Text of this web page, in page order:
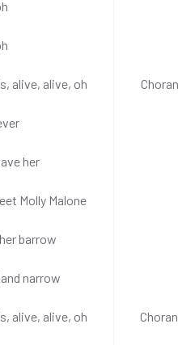
alive, alive, oh
her
Molly Malone
barrow
narrow
alive, alive, oh